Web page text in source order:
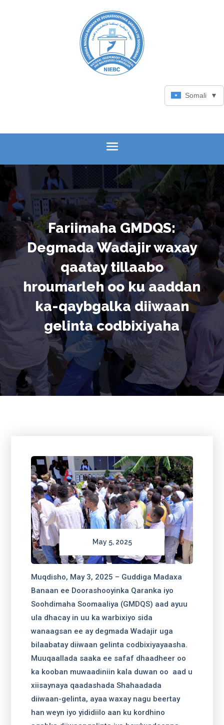
Somali ▼
Fariimaha GMDQS:
Degmada Wadajir waxay
qaatay tillaabo
hroumarleh oo ku aaddan
ka-qaybgalka diiwaan
gelinta codbixiyaha
May 5, 2025
Muqdisho, May 3, 2025 – Guddiga Madaxa
Banaan ee Doorashooyinka Qaranka iyo
Soohdimaha Soomaaliya (GMDQS) aad ayuu
ula dhacay in uu ka warbixiyo sida
wanaagsan ee ay degmada Wadajir uga
bilaabatay diiwaan gelinta codbixiyayaasha.
Muuqaallada saaka ee safaf dhaadheer oo
ka kooban muwaadiniin kala duwan oo aad u
xiisaynaya qaadashada Shahaadada
diiwaan-gelinta, ayaa waxay nagu beertay
han weyn iyo yididiilo aan ku kordhino